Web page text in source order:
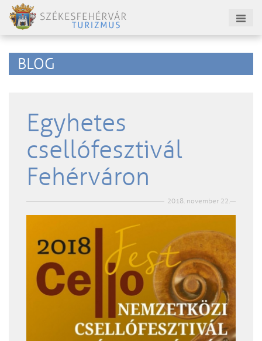
BLOG
Egyhetes
csellófesztivál
Fehérváron
2018. november 22.